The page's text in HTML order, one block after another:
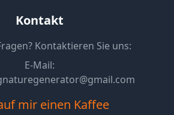
Kontakt
Kontaktieren Sie uns:
E-Mail:
mir einen Kaffee